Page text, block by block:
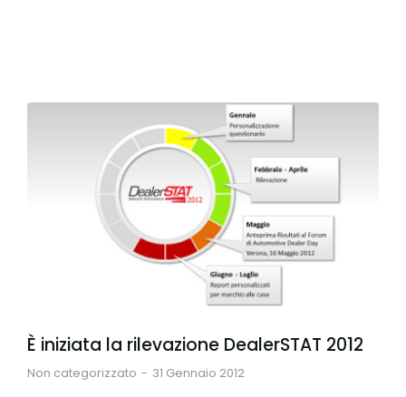
È iniziata la rilevazione DealerSTAT 2012
Non categorizzato 31 Gennaio 2012